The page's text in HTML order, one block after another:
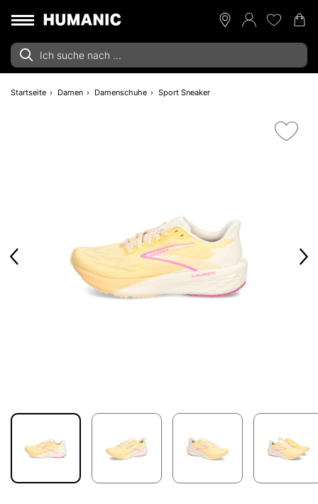
Startseite Damen Damenschuhe Sport Sneaker